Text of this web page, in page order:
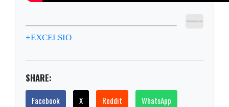
+EXCELSIO
SHARE:
Facebook X Reddit WhatsApp